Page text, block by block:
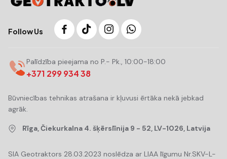
Follow Us
Palīdzība pieejama no P.- Pk., 10:00-18:00
+371 299 934 38
Būvniecības tehnikas atrašana ir kļuvusi ērtāka nekā jebkad
agrāk.
Rīga, Čiekurkalna 4. šķērslīnija 9 - 52, LV-1026, Latvija
SIA Geotraktors 28.03.2023 noslēdza ar LIAA līgumu Nr.SKV-L-